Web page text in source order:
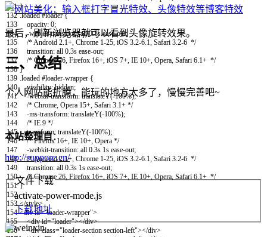
131
132
133
134
135
136
137
138
139
140
141
142
143
144
145
146
147
148
149
150
151
152
153
154
155
156
}
.loaded #loader{
opacity: 0;
-webkit-transition: all 0.3s ease-out;
/* Android 2.1+, Chrome 1-25, iOS 3.2-6.1, Safari 3.2-6 */
transition: all 0.3s ease-out;
/* Chrome 26, Firefox 16+, iOS 7+, IE 10+, Opera, Safari 6.1+ */
}
.loaded #loader-wrapper {
visibility: hidden;
-webkit-transform: translateY(-100%);
/* Chrome, Opera 15+, Safari 3.1+ */
-ms-transform: translateY(-100%);
/* IE 9 */
transform: translateY(-100%);
/* Firefox 16+, IE 10+, Opera */
-webkit-transition: all 0.3s 1s ease-out;
/* Android 2.1+, Chrome 1-25, iOS 3.2-6.1, Safari 3.2-6 */
transition: all 0.3s 1s ease-out;
/* Chrome 26, Firefox 16+, iOS 7+, IE 10+, Opera, Safari 6.1+ */
}
</style>
<divid="loader-wrapper">
<divid="loader"></div>
<divclass="loader-section section-left"></div>
最后，刷新浏览器就可以看到头像旋转效果。
三、总结
个人网站能折腾，能玩的地方太多了，慢慢完善吧~
本站整理自：
http://suppore.cn/
文件下载
activate-power-mode.js
下载地址